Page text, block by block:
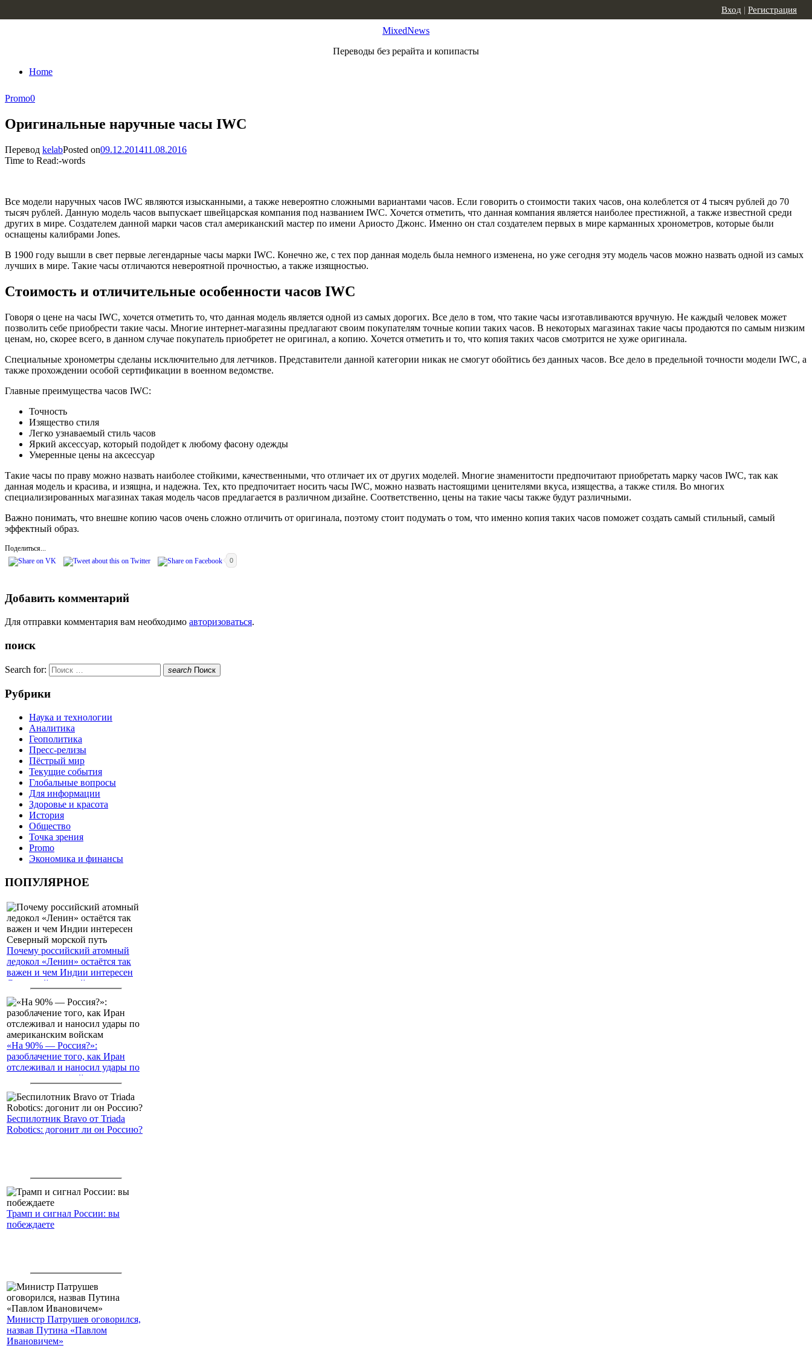
MixedNews
Переводы без рерайта и копипасты
Home
Вход | Регистрация
Promo0
Оригинальные наручные часы IWC
Перевод kelabPosted on09.12.201411.08.2016
Time to Read:-words
Все модели наручных часов IWC являются изысканными, а также невероятно сложными вариантами часов. Если говорить о стоимости таких часов, она колеблется от 4 тысяч рублей до 70
тысяч рублей. Данную модель часов выпускает швейцарская компания под названием IWC. Хочется отметить, что данная компания является наиболее престижной, а также известной среди
других в мире. Создателем данной марки часов стал американский мастер по имени Ариосто Джонс. Именно он стал создателем первых в мире карманных хронометров, которые были
оснащены калибрами Jones.
В 1900 году вышли в свет первые легендарные часы марки IWC. Конечно же, с тех пор данная модель была немного изменена, но уже сегодня эту модель часов можно назвать одной из самых
лучших в мире. Такие часы отличаются невероятной прочностью, а также изящностью.
Стоимость и отличительные особенности часов IWC
Говоря о цене на часы IWC, хочется отметить то, что данная модель является одной из самых дорогих. Все дело в том, что такие часы изготавливаются вручную. Не каждый человек может
позволить себе приобрести такие часы. Многие интернет-магазины предлагают своим покупателям точные копии таких часов. В некоторых магазинах такие часы продаются по самым низким
ценам, но, скорее всего, в данном случае покупатель приобретет не оригинал, а копию. Хочется отметить и то, что копия таких часов смотрится не хуже оригинала.
Специальные хронометры сделаны исключительно для летчиков. Представители данной категории никак не смогут обойтись без данных часов. Все дело в предельной точности модели IWC, а
также прохождении особой сертификации в военном ведомстве.
Главные преимущества часов IWC:
Точность
Изящество стиля
Легко узнаваемый стиль часов
Яркий аксессуар, который подойдет к любому фасону одежды
Умеренные цены на аксессуар
Такие часы по праву можно назвать наиболее стойкими, качественными, что отличает их от других моделей. Многие знаменитости предпочитают приобретать марку часов IWC, так как
данная модель и красива, и изящна, и надежна. Тех, кто предпочитает носить часы IWC, можно назвать настоящими ценителями вкуса, изящества, а также стиля. Во многих
специализированных магазинах такая модель часов предлагается в различном дизайне. Соответственно, цены на такие часы также будут различными.
Важно понимать, что внешне копию часов очень сложно отличить от оригинала, поэтому стоит подумать о том, что именно копия таких часов поможет создать самый стильный, самый
эффектный образ.
Поделиться...
0
Добавить комментарий
Для отправки комментария вам необходимо авторизоваться.
поиск
Search for: search Поиск
Рубрики
Наука и технологии
Аналитика
Геополитика
Пресс-релизы
Пёстрый мир
Текущие события
Глобальные вопросы
Для информации
Здоровье и красота
История
Общество
Точка зрения
Promo
Экономика и финансы
ПОПУЛЯРНОЕ
Почему российский атомный
ледокол «Ленин» остаётся так
важен и чем Индии интересен
Северный морской путь
«На 90% — Россия?»:
разоблачение того, как Иран
отслеживал и наносил удары по
американским войскам
Беспилотник Bravo от Triada
Robotics: догонит ли он Россию?
Трамп и сигнал России: вы
побеждаете
Министр Патрушев оговорился,
назвав Путина «Павлом
Ивановичем»